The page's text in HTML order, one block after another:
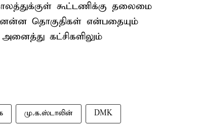
கூட்டணிக்கு தலைமை
தொகுதிகள் என்பதையும்
கட்சிகளிலும்
மு.க.ஸ்டாலின் DMK